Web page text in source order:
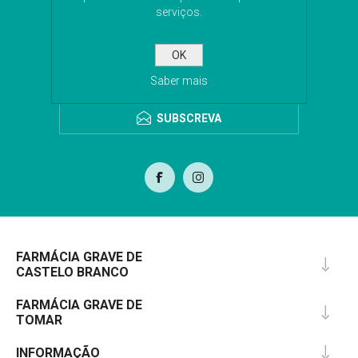
Subscreva a nossa newsletter para receber as
para o envio da newsletter.
SUBSCREVA
FARMÁCIA GRAVE DE
CASTELO BRANCO
FARMÁCIA GRAVE DE
TOMAR
INFORMAÇÃO
serviços.
OK
Saber mais